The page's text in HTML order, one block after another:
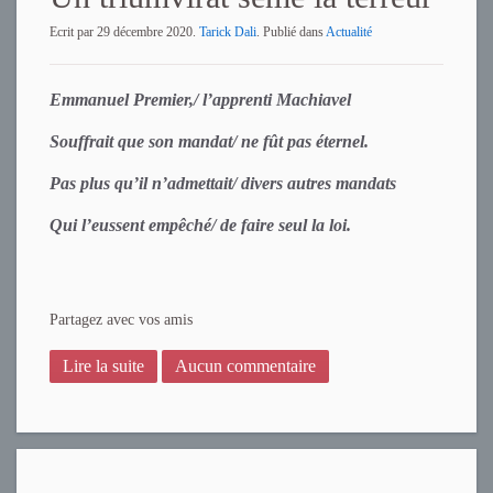
Ecrit par 29 décembre 2020. Tarick Dali. Publié dansActualité
Emmanuel Premier,/ l’apprenti Machiavel
Souffrait que son mandat/ ne fût pas éternel.
Pas plus qu’il n’admettait/ divers autres mandats
Qui l’eussent empêché/ de faire seul la loi.
Partagez avec vos amis
Lire la suite Aucun commentaire